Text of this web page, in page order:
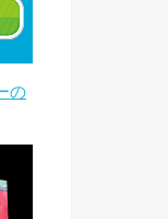
の